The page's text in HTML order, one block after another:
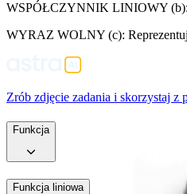
WSPÓŁCZYNNIK LINIOWY (b):
WYRAZ WOLNY (c):
Zrób zdjęcie zadania i skorzystaj z
Funkcja
Funkcja liniowa